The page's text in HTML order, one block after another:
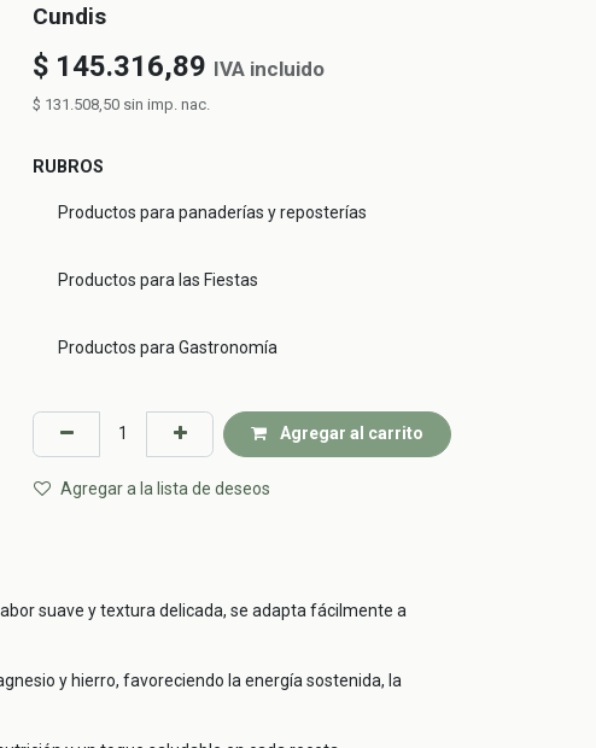
Cundis
$ 145.316,89 IVA incluido
$ 131.508,50 sin imp. nac.
RUBROS
Productos para panaderías y reposterías
Productos para las Fiestas
Productos para Gastronomía
Agregar al carrito
Agregar a la lista de deseos
suave y textura delicada, se adapta fácilmente a
y hierro, favoreciendo la energía sostenida, la